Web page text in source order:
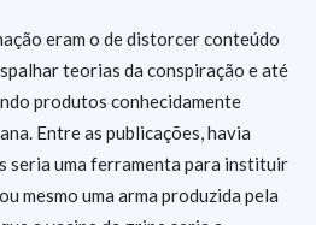
eram o de distorcer conteúdo
teorias da conspiração e até
produtos conhecidamente
Entre as publicações, havia
seria uma ferramenta para instituir
mesmo uma arma produzida pela